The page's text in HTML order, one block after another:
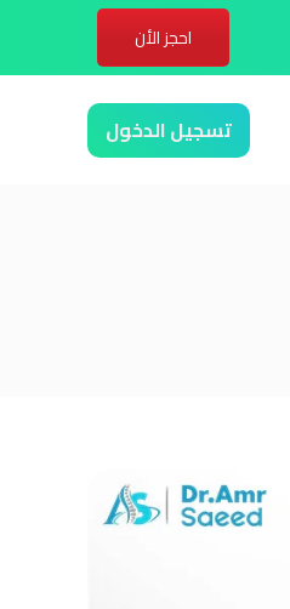
احجز الأن
تسجيل الدخول